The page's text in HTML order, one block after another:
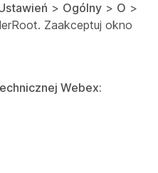
> Ogólny > O >
Zaakceptuj okno
Webex: